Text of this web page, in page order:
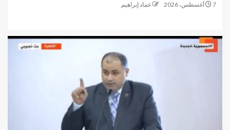
7 أغسطس، 2026 عماد إبراهيم